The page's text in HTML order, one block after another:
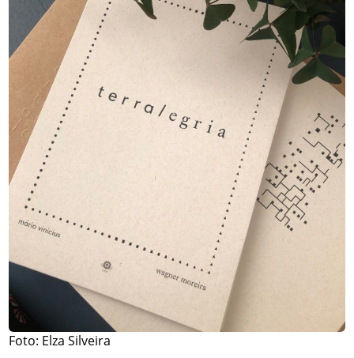
Foto: Elza Silveira